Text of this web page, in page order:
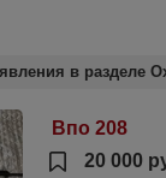
в разделе
Впо 208
20 000